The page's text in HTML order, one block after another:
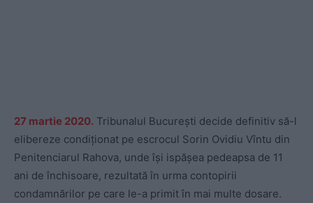
27 martie 2020. Tribunalul București decide definitiv să-l
elibereze condiționat pe escrocul Sorin Ovidiu Vîntu din
Penitenciarul Rahova, unde își ispășea pedeapsa de 11
ani de închisoare, rezultată în urma contopirii
condamnărilor pe care le-a primit în mai multe dosare.